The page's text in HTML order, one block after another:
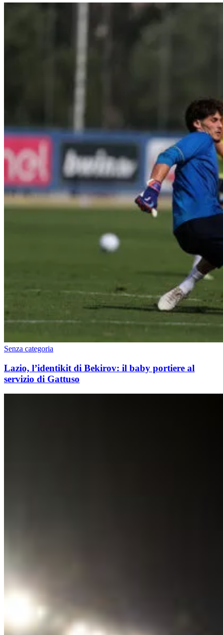
Senza categoria
Lazio, l’identikit di Bekirov: il baby portiere al
servizio di Gattuso